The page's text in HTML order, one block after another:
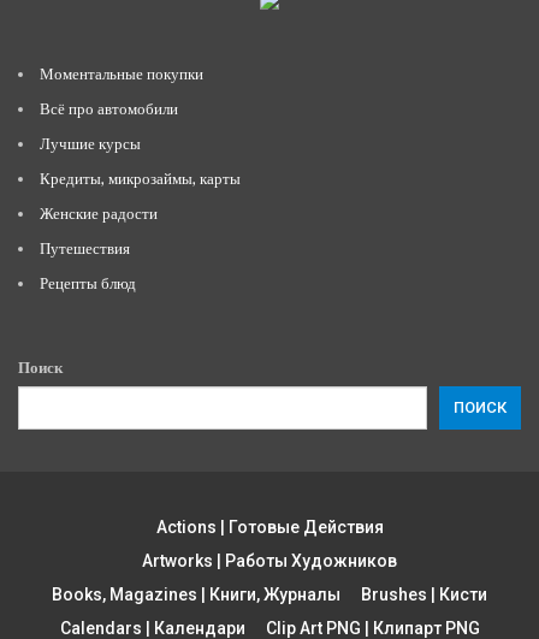
Моментальные покупки
Всё про автомобили
Лучшие курсы
Кредиты, микрозаймы, карты
Женские радости
Путешествия
Рецепты блюд
Поиск
ПОИСК
Actions | Готовые Действия
Artworks | Работы Художников
Books, Magazines | Книги, Журналы
Brushes | Кисти
Calendars | Календари
Clip Art PNG | Клипарт PNG